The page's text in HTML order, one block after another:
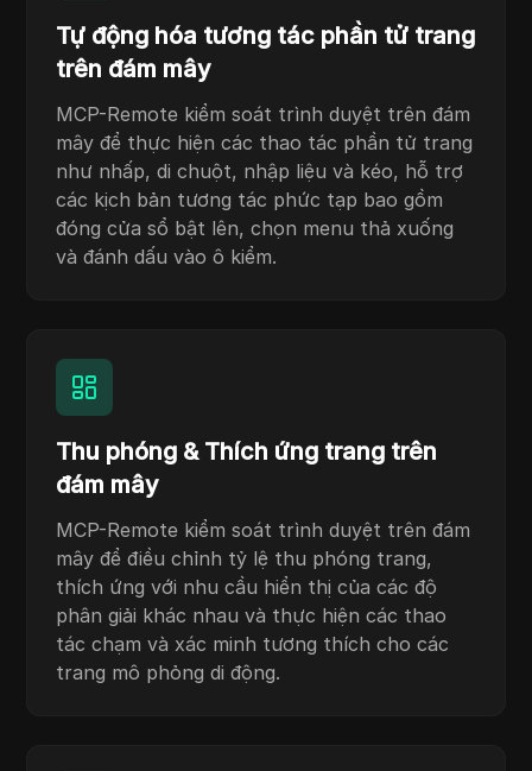
Tự động hóa tương tác phần tử trang
trên đám mây
MCP-Remote kiểm soát trình duyệt trên đám
mây để thực hiện các thao tác phần tử trang
như nhấp, di chuột, nhập liệu và kéo, hỗ trợ
các kịch bản tương tác phức tạp bao gồm
đóng cửa sổ bật lên, chọn menu thả xuống
và đánh dấu vào ô kiểm.
Thu phóng & Thích ứng trang trên
đám mây
MCP-Remote kiểm soát trình duyệt trên đám
mây để điều chỉnh tỷ lệ thu phóng trang,
thích ứng với nhu cầu hiển thị của các độ
phân giải khác nhau và thực hiện các thao
tác chạm và xác minh tương thích cho các
trang mô phỏng di động.